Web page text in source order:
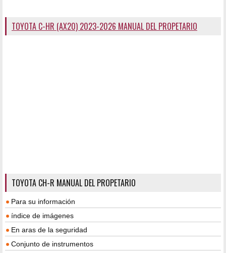
TOYOTA C-HR (AX20) 2023-2026 MANUAL DEL PROPETARIO
TOYOTA CH-R MANUAL DEL PROPETARIO
Para su información
índice de imágenes
En aras de la seguridad
Conjunto de instrumentos